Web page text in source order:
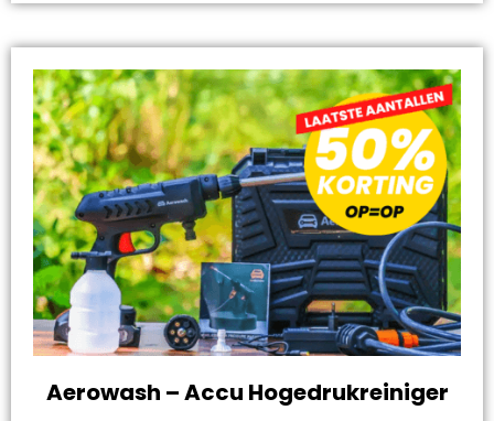
Aerowash – Accu Hogedrukreiniger